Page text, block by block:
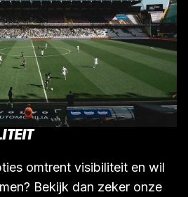
omtrent visibiliteit en wil
Bekijk dan zeker onze